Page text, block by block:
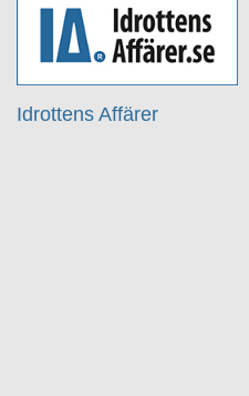
Idrottens Affärer